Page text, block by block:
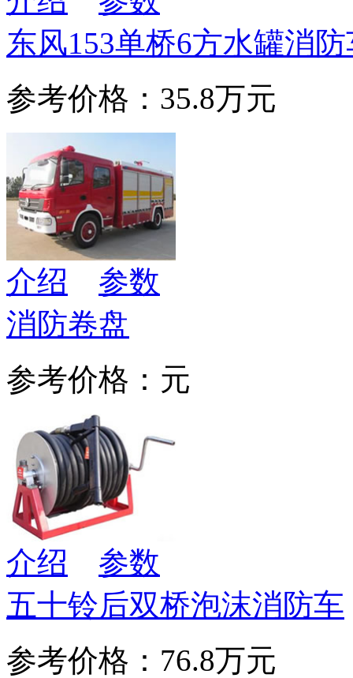
东风153单桥6方水罐消
参考价格：35.8万元
介绍
参数
消防卷盘
参考价格：元
介绍
参数
五十铃后双桥泡沫消防车
参考价格：76.8万元